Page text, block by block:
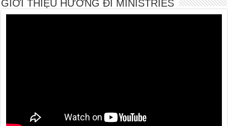
GIỚI THIỆU HƯỚNG ĐI MINISTRIES